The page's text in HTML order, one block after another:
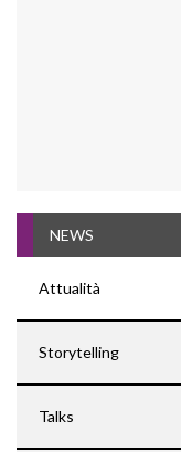
NEWS
Attualità
Storytelling
Talks